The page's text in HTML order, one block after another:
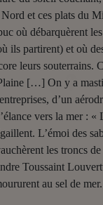
et ces plats du
où débarquèrent les
ils partirent) et où
leurs souterrains.
[…] On y a
d’un
vers la mer : «
L’émoi des
les troncs
Toussaint
au sel de